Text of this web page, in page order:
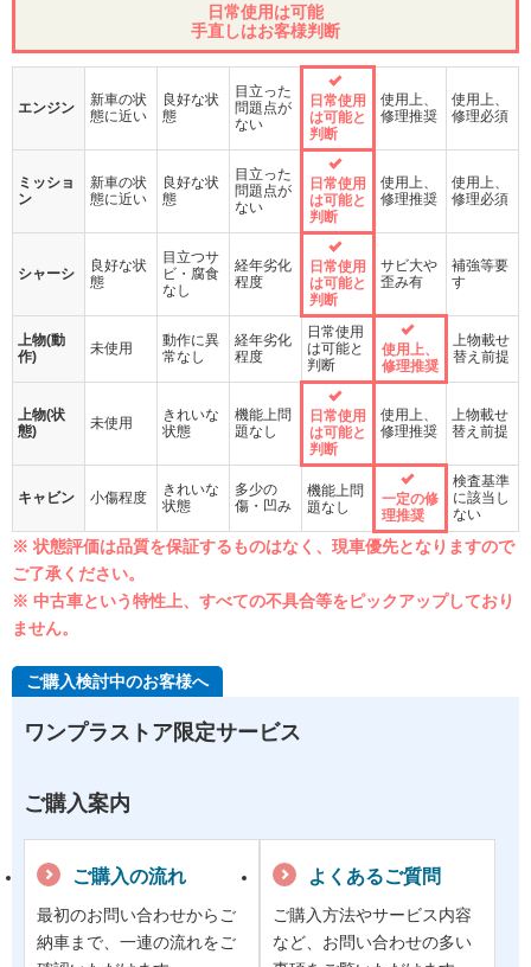
日常使用は可能
手直しはお客様判断
エンジン
新車の状
態に近い
良好な状
態
目立った
問題点が
ない
日常使用
は可能と
判断
使用上、
修理推奨
使用上、
修理必須
ミッショ
ン
新車の状
態に近い
良好な状
態
目立った
問題点が
ない
日常使用
は可能と
判断
使用上、
修理推奨
使用上、
修理必須
シャーシ
良好な状
態
目立つサ
ビ・腐食
なし
経年劣化
程度
日常使用
は可能と
判断
サビ大や
歪み有
補強等要
す
上物(動
作)
未使用
動作に異
常なし
経年劣化
程度
日常使用
は可能と
判断
使用上、
修理推奨
上物載せ
替え前提
上物(状
態)
未使用
きれいな
状態
機能上問
題なし
日常使用
は可能と
判断
使用上、
修理推奨
上物載せ
替え前提
キャビン 小傷程度
きれいな
状態
多少の
傷・凹み
機能上問
題なし
一定の修
理推奨
検査基準
に該当し
ない
※ 状態評価は品質を保証するものはなく、現車優先となりますので
ご了承ください。
※ 中古車という特性上、すべての不具合等をピックアップしており
ません。
ご購入検討中のお客様へ
ワンプラストア限定サービス
ご購入案内
ご購入の流れ
最初のお問い合わせからご
納車まで、一連の流れをご
よくあるご質問
ご購入方法やサービス内容
など、お問い合わせの多い